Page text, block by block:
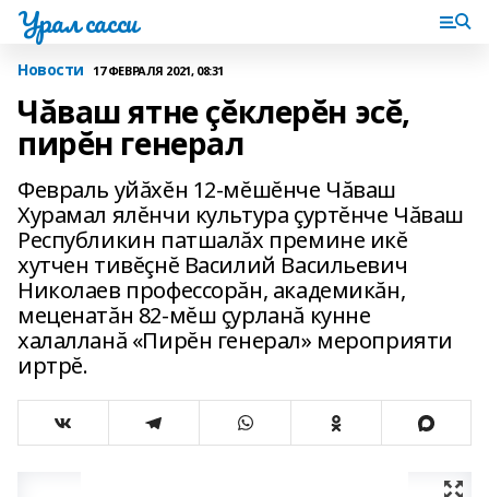
Урал сасси
Новости 17 ФЕВРАЛЯ 2021, 08:31
Чăваш ятне çĕклерĕн эсĕ,
пирĕн генерал
Февраль уйăхĕн 12-мĕшĕнче Чăваш
Хурамал ялĕнчи культура çуртĕнче Чăваш
Республикин патшалăх премине икĕ
хутчен тивĕçнĕ Василий Васильевич
Николаев профессорăн, академикăн,
меценатăн 82-мĕш çурланă кунне
халалланă «Пирĕн генерал» мероприяти
иртрĕ.